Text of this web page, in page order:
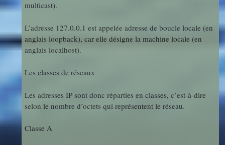
multicast).
L’adresse 127.0.0.1 est appelée adresse de boucle locale (en
anglais loopback), car elle désigne la machine locale (en
anglais localhost).
Les classes de réseaux
Les adresses IP sont donc réparties en classes, c’est-à-dire
selon le nombre d’octets qui représentent le réseau.
Classe A